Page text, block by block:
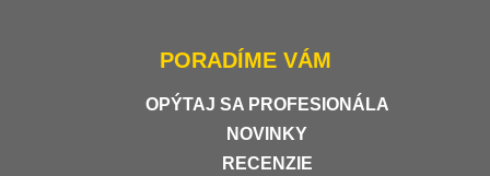
PORADÍME VÁM
OPÝTAJ SA PROFESIONÁLA
NOVINKY
RECENZIE